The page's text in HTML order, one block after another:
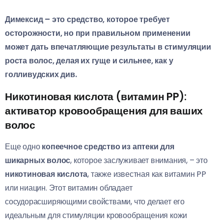
Димексид – это средство, которое требует
осторожности, но при правильном применении
может дать впечатляющие результаты в стимуляции
роста волос, делая их гуще и сильнее, как у
голливудских див.
Никотиновая кислота (витамин PP):
активатор кровообращения для ваших
волос
Еще однокопеечное средство из аптеки для
шикарных волос, которое заслуживает внимания, – это
никотиновая кислота, также известная как витамин PP
или ниацин. Этот витамин обладает
сосудорасширяющими свойствами, что делает его
идеальным для стимуляции кровообращения кожи